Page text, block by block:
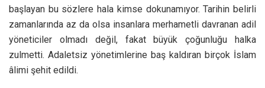
başlayan bu sözlere hala kimse dokunamıyor. Tarihin belirli
zamanlarında az da olsa insanlara merhametli davranan adil
yöneticiler olmadı değil, fakat büyük çoğunluğu halka
zulmetti. Adaletsiz yönetimlerine baş kaldıran birçok İslam
âlimi şehit edildi.